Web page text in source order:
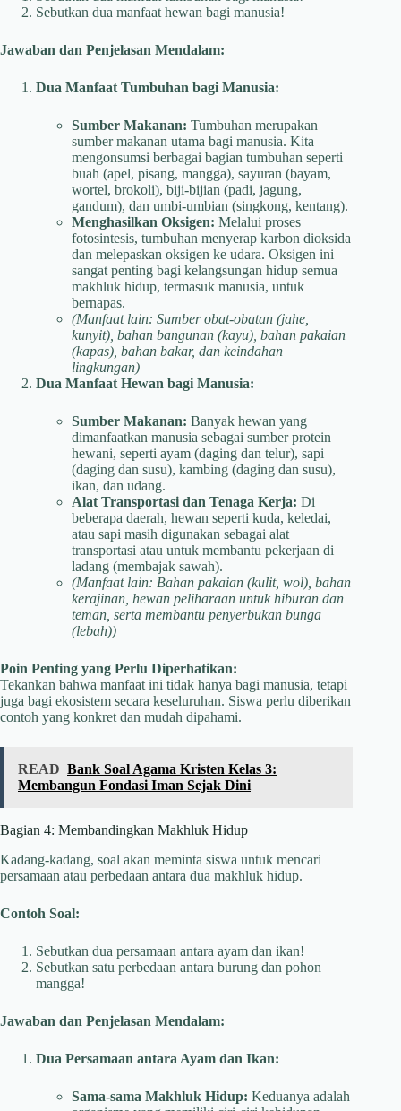
Sebutkan dua manfaat hewan bagi manusia!
Jawaban dan Penjelasan Mendalam:
Dua Manfaat Tumbuhan bagi Manusia:
Sumber Makanan: Tumbuhan merupakan
sumber makanan utama bagi manusia. Kita
mengonsumsi berbagai bagian tumbuhan seperti
buah (apel, pisang, mangga), sayuran (bayam,
wortel, brokoli), biji-bijian (padi, jagung,
gandum), dan umbi-umbian (singkong, kentang).
Menghasilkan Oksigen: Melalui proses
fotosintesis, tumbuhan menyerap karbon dioksida
dan melepaskan oksigen ke udara. Oksigen ini
sangat penting bagi kelangsungan hidup semua
makhluk hidup, termasuk manusia, untuk
bernapas.
(Manfaat lain: Sumber obat-obatan (jahe,
kunyit), bahan bangunan (kayu), bahan pakaian
(kapas), bahan bakar, dan keindahan
lingkungan)
Dua Manfaat Hewan bagi Manusia:
Sumber Makanan: Banyak hewan yang
dimanfaatkan manusia sebagai sumber protein
hewani, seperti ayam (daging dan telur), sapi
(daging dan susu), kambing (daging dan susu),
ikan, dan udang.
Alat Transportasi dan Tenaga Kerja: Di
beberapa daerah, hewan seperti kuda, keledai,
atau sapi masih digunakan sebagai alat
transportasi atau untuk membantu pekerjaan di
ladang (membajak sawah).
(Manfaat lain: Bahan pakaian (kulit, wol), bahan
kerajinan, hewan peliharaan untuk hiburan dan
teman, serta membantu penyerbukan bunga
(lebah))
Poin Penting yang Perlu Diperhatikan:
Tekankan bahwa manfaat ini tidak hanya bagi manusia, tetapi
juga bagi ekosistem secara keseluruhan. Siswa perlu diberikan
contoh yang konkret dan mudah dipahami.
READ Bank Soal Agama Kristen Kelas 3:
Membangun Fondasi Iman Sejak Dini
Bagian 4: Membandingkan Makhluk Hidup
Kadang-kadang, soal akan meminta siswa untuk mencari
persamaan atau perbedaan antara dua makhluk hidup.
Contoh Soal:
Sebutkan dua persamaan antara ayam dan ikan!
Sebutkan satu perbedaan antara burung dan pohon
mangga!
Jawaban dan Penjelasan Mendalam:
Dua Persamaan antara Ayam dan Ikan:
Sama-sama Makhluk Hidup: Keduanya adalah